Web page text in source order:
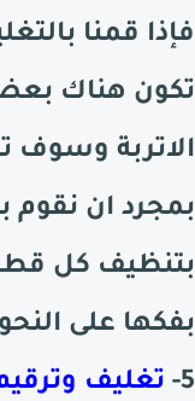
فإذا قمنا
تكون هناك
الاتربة وسوف
بمجرد ان نقوم
بتنظيف كل
بفكها على
5- تغليف